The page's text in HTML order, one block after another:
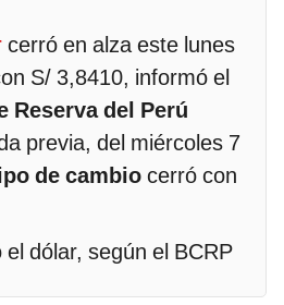
cerró en alza este lunes
S/ 3,8410, informó el
Reserva del Perú
previa, del miércoles 7
de cambio cerró con